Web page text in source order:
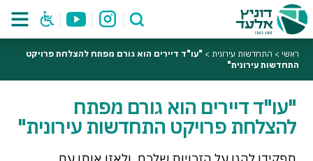
ראשי > התחדשות עירונית > "עו"ד דיירים הוא גורם מפתח להצלחת פרויקט
התחדשות עירונית"
"עו"ד דיירים הוא גורם מפתח
להצלחת פרויקט התחדשות עירונית"